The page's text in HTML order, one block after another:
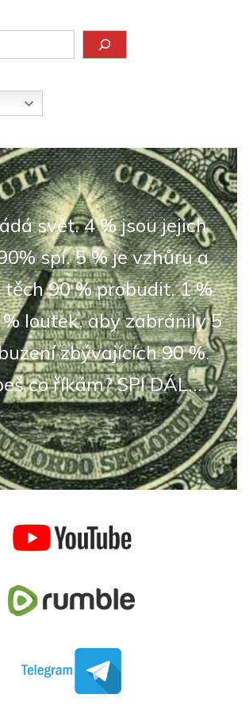
svět. 4 % jsou jejich
spí. 5 % je vzhůru a
těch 90 % probudit. 1 %
loutek, aby zabránily 5
zbývajících 90 %.
co říkám? SPI DÁL...